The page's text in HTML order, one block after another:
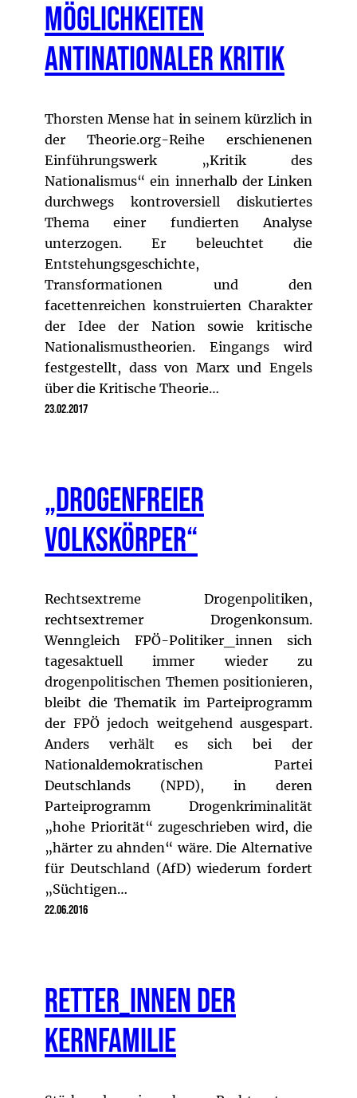
Möglichkeiten
antinationaler Kritik
Thorsten Mense hat in seinem kürzlich in
der Theorie.org-Reihe erschienenen
Einführungswerk „Kritik des
Nationalismus“ ein innerhalb der Linken
durchwegs kontroversiell diskutiertes
Thema einer fundierten Analyse
unterzogen. Er beleuchtet die
Entstehungsgeschichte,
Transformationen und den
facettenreichen konstruierten Charakter
der Idee der Nation sowie kritische
Nationalismustheorien. Eingangs wird
festgestellt, dass von Marx und Engels
über die Kritische Theorie…
23.02.2017
„Drogenfreier
Volkskörper“
Rechtsextreme Drogenpolitiken,
rechtsextremer Drogenkonsum.
Wenngleich FPÖ-Politiker_innen sich
tagesaktuell immer wieder zu
drogenpolitischen Themen positionieren,
bleibt die Thematik im Parteiprogramm
der FPÖ jedoch weitgehend ausgespart.
Anders verhält es sich bei der
Nationaldemokratischen Partei
Deutschlands (NPD), in deren
Parteiprogramm Drogenkriminalität
„hohe Priorität“ zugeschrieben wird, die
„härter zu ahnden“ wäre. Die Alternative
für Deutschland (AfD) wiederum fordert
„Süchtigen…
22.06.2016
Retter_innen der
Kernfamilie